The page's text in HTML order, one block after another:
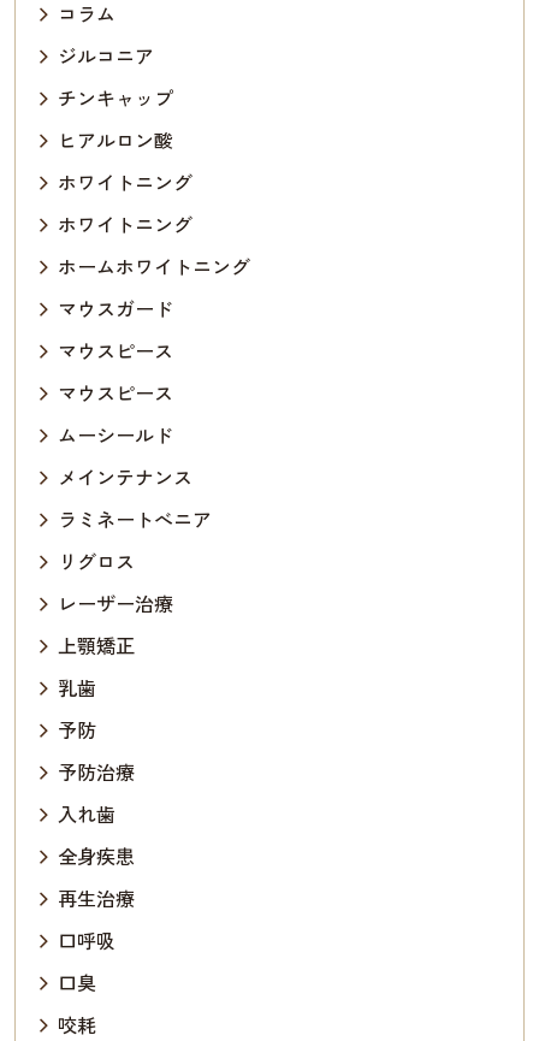
コラム
ジルコニア
チンキャップ
ヒアルロン酸
ホワイトニング
ホワイトニング
ホームホワイトニング
マウスガード
マウスピース
マウスピース
ムーシールド
メインテナンス
ラミネートべニア
リグロス
レーザー治療
上顎矯正
乳歯
予防
予防治療
入れ歯
全身疾患
再生治療
口呼吸
口臭
咬耗